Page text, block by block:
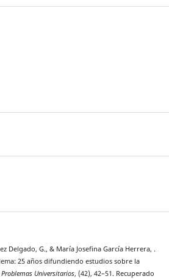
Delgado, G., & María Josefina García Herrera, .
25 años difundiendo estudios sobre la
Problemas Universitarios, (42), 42–51. Recuperado